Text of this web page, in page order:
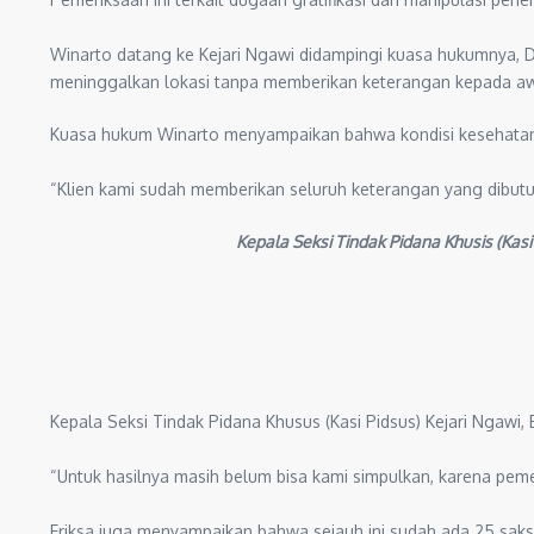
Winarto datang ke Kejari Ngawi didampingi kuasa
meninggalkan lokasi tanpa memberikan keterangan kepada
Kuasa hukum Winarto menyampaikan bahwa kondisi
“Klien kami sudah memberikan seluruh keterangan yang
Kepala Seksi Tindak Pidana Khusis
Kepala Seksi Tindak Pidana Khusus (Kasi Pidsus) Kejari
“Untuk hasilnya masih belum bisa kami simpulkan, karena